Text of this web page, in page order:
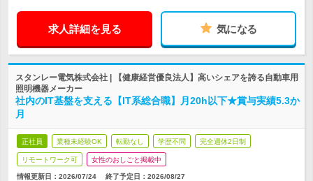
求人詳細を見る 気になる
スタンレー電気株式会社 | 【健康経営優良法人】高いシェアを誇る自動車用
照明機器メーカー
社内のIT基盤を支える【IT系総合職】月20h以下★賞与実績5.3か
月
正社員 業種未経験OK 転勤なし 学歴不問 完全週休2日制
リモートワーク可 女性のおしごと掲載中
情報更新日：2026/07/24 終了予定日： 2026/08/27